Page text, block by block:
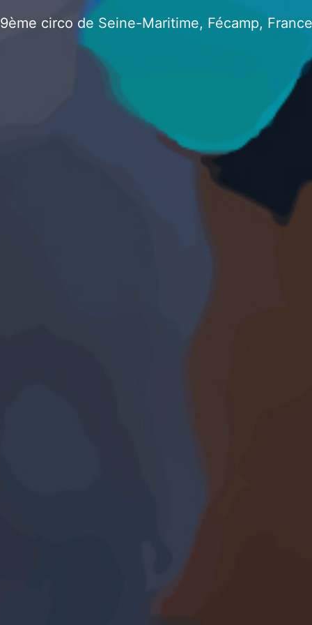
9ème circo de Seine-Maritime, Fécamp, France